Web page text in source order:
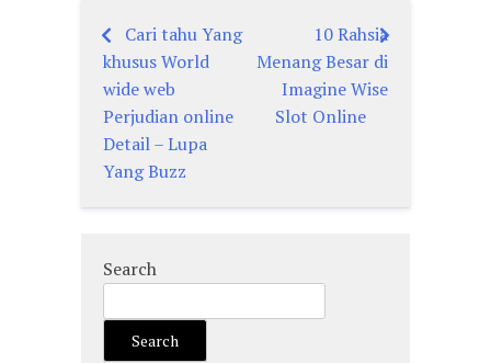
Post
navigation
Cari tahu Yang
khusus World
wide web
Perjudian online
Detail – Lupa
Yang Buzz
10 Rahsia
Menang Besar di
Imagine Wise
Slot Online
Search
Search